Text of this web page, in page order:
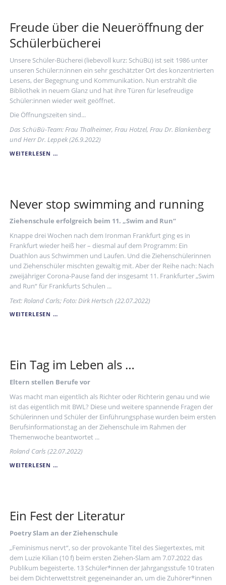
Freude über die Neueröffnung der
Schülerbücherei
Unsere Schüler-Bücherei (liebevoll kurz: SchüBü) ist seit 1986 unter
unseren Schüler:n:innen ein sehr geschätzter Ort des konzentrierten
Lesens, der Begegnung und Kommunikation. Nun erstrahlt die
Bibliothek in neuem Glanz und hat ihre Türen für lesefreudige
Schüler:innen wieder weit geöffnet.
Die Öffnungszeiten sind...
Das SchüBü-Team: Frau Thalheimer, Frau Hotzel, Frau Dr. Blankenberg
und Herr Dr. Leppek (26.9.2022)
WEITERLESEN …
SCHÜLERBÜCHEREI
Never stop swimming and running
Ziehenschule erfolgreich beim 11. „Swim and Run“
Knappe drei Wochen nach dem Ironman Frankfurt ging es in
Frankfurt wieder heiß her – diesmal auf dem Programm: Ein
Duathlon aus Schwimmen und Laufen. Und die Ziehenschülerinnen
und Ziehenschüler mischten gewaltig mit. Aber der Reihe nach: Nach
zweijähriger Corona-Pause fand der insgesamt 11. Frankfurter „Swim
and Run“ für Frankfurts Schulen ...
Text: Roland Carls; Foto: Dirk Hertsch (22.07.2022)
WEITERLESEN …NEVER
Ein Tag im Leben als …
Eltern stellen Berufe vor
Was macht man eigentlich als Richter oder Richterin genau und wie
ist das eigentlich mit BWL? Diese und weitere spannende Fragen der
Schülerinnen und Schüler der Einführungsphase wurden beim ersten
Berufsinformationstag an der Ziehenschule im Rahmen der
Themenwoche beantwortet ...
Roland Carls (22.07.2022)
WEITERLESEN …EIN
…
Ein Fest der Literatur
Poetry Slam an der Ziehenschule
„Feminismus nervt“, so der provokante Titel des Siegertextes, mit
dem Luzie Kilian (10 f) beim ersten Ziehen-Slam am 7.07.2022 das
Publikum begeisterte. 13 Schüler*innen der Jahrgangsstufe 10 traten
bei dem Dichterwettstreit gegeneinander an, um die Zuhörer*innen